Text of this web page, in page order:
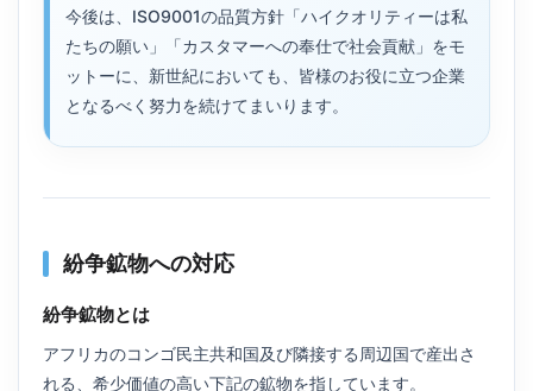
今後は、ISO9001の品質方針「ハイクオリティーは私
たちの願い」「カスタマーへの奉仕で社会貢献」をモ
ットーに、新世紀においても、皆様のお役に立つ企業
となるべく努力を続けてまいります。
紛争鉱物への対応
紛争鉱物とは
アフリカのコンゴ民主共和国及び隣接する周辺国で産出さ
れる、希少価値の高い下記の鉱物を指しています。